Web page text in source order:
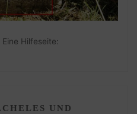
Hilfeseite:
UND